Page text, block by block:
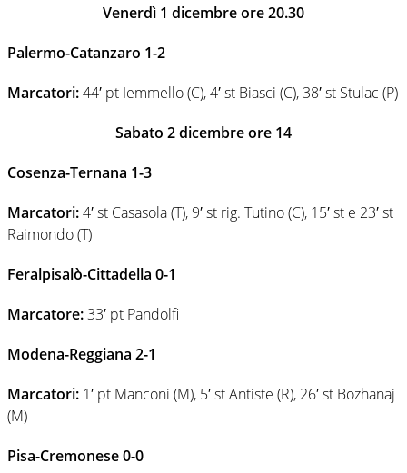
Venerdì 1 dicembre ore 20.30
Palermo-Catanzaro 1-2
Marcatori:44′ pt Iemmello (C), 4′ st Biasci (C), 38′ st Stulac (P)
Sabato 2 dicembre ore 14
Cosenza-Ternana 1-3
Marcatori:4′ st Casasola (T), 9′ st rig. Tutino (C), 15′ st e 23′ st
Raimondo (T)
Feralpisalò-Cittadella 0-1
Marcatore:33′ pt Pandolfi
Modena-Reggiana 2-1
Marcatori: 1′ pt Manconi (M), 5′ st Antiste (R), 26′ st Bozhanaj
(M)
Pisa-Cremonese 0-0